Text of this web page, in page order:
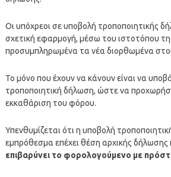
Οι υπόχρεοι σε υποβολή τροποποιητικής
σχετική εφαρμογή, μέσω του ιστοτόπου
προσυμπληρωμένα τα νέα διορθωμένα
Το μόνο που έχουν να κάνουν είναι να
τροποποιητική δήλωση, ώστε να
εκκαθάριση του φόρου.
Υπενθυμίζεται ότι η υποβολή
εμπρόθεσμα επέχει θέση αρχικής δήλωσης
επιβαρύνει το φορολογούμενο με